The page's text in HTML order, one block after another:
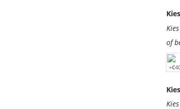
of